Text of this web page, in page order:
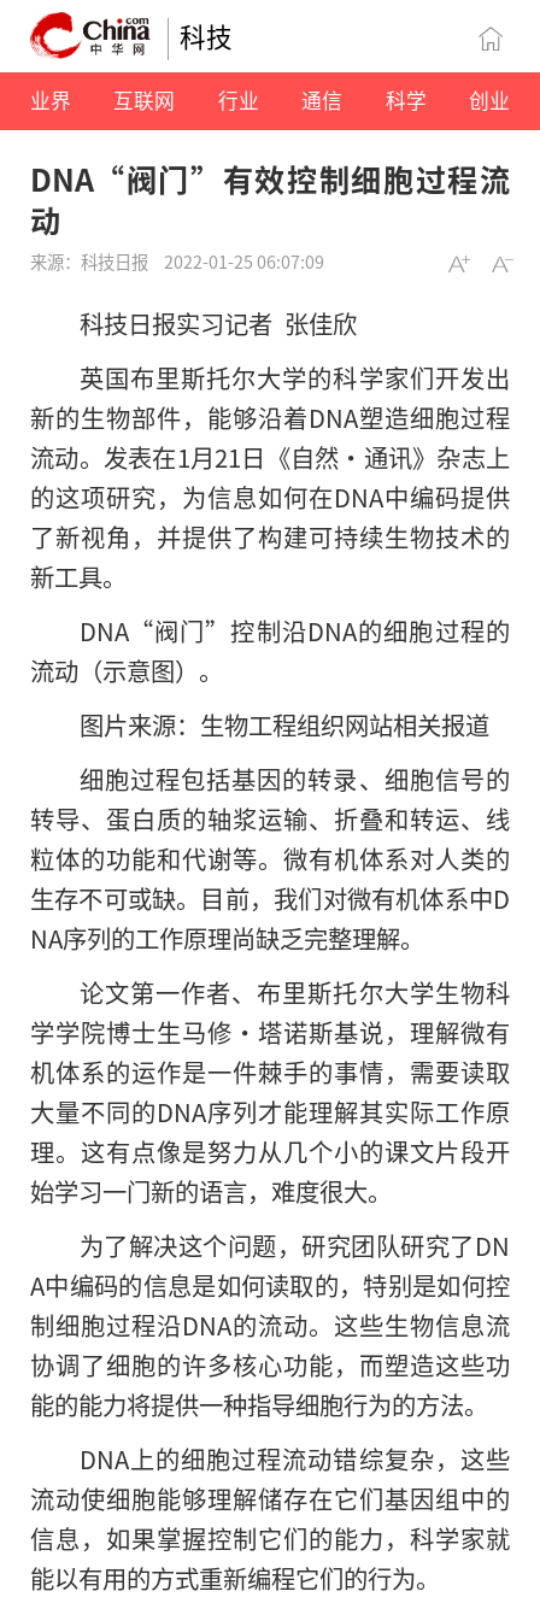
科技
业界 互联网 行业 通信 科学 创业
DNA“阀门”有效控制细胞过程流
动
来源：科技日报 2022-01-25 06:07:09
科技日报实习记者 张佳欣
英国布里斯托尔大学的科学家们开发出
新的生物部件，能够沿着DNA塑造细胞过程
流动。发表在1月21日《自然·通讯》杂志上
的这项研究，为信息如何在DNA中编码提供
了新视角，并提供了构建可持续生物技术的
新工具。
DNA“阀门”控制沿DNA的细胞过程的
流动（示意图）。
图片来源：生物工程组织网站相关报道
细胞过程包括基因的转录、细胞信号的
转导、蛋白质的轴浆运输、折叠和转运、线
粒体的功能和代谢等。微有机体系对人类的
生存不可或缺。目前，我们对微有机体系中D
NA序列的工作原理尚缺乏完整理解。
论文第一作者、布里斯托尔大学生物科
学学院博士生马修·塔诺斯基说，理解微有
机体系的运作是一件棘手的事情，需要读取
大量不同的DNA序列才能理解其实际工作原
理。这有点像是努力从几个小的课文片段开
始学习一门新的语言，难度很大。
为了解决这个问题，研究团队研究了DN
A中编码的信息是如何读取的，特别是如何控
制细胞过程沿DNA的流动。这些生物信息流
协调了细胞的许多核心功能，而塑造这些功
能的能力将提供一种指导细胞行为的方法。
DNA上的细胞过程流动错综复杂，这些
流动使细胞能够理解储存在它们基因组中的
信息，如果掌握控制它们的能力，科学家就
能以有用的方式重新编程它们的行为。